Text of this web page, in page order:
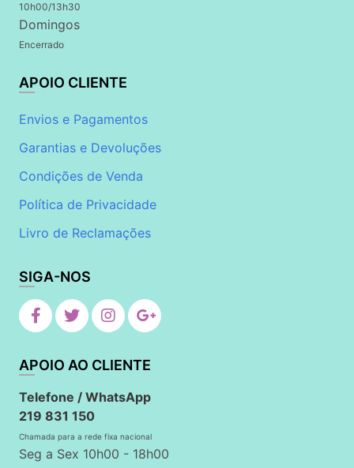
10h00/13h30
Domingos
Encerrado
APOIO CLIENTE
Envios e Pagamentos
Garantias e Devoluções
Condições de Venda
Política de Privacidade
Livro de Reclamações
SIGA-NOS
APOIO AO CLIENTE
Telefone / WhatsApp
219 831 150
Chamada para a rede fixa nacional
Seg a Sex 10h00 - 18h00